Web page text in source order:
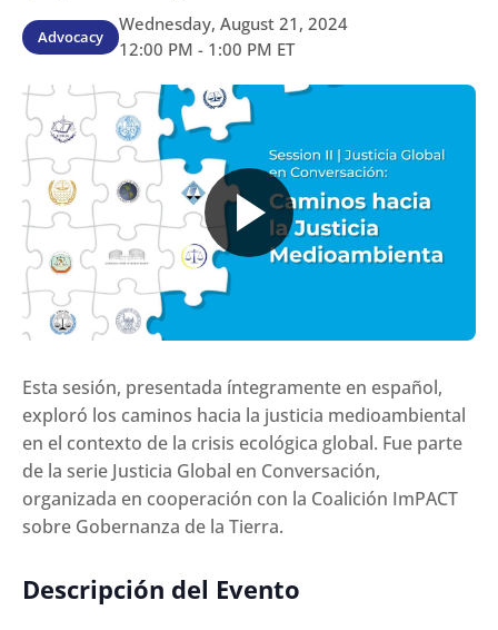
Advocacy
Wednesday, August 21, 2024
12:00 PM - 1:00 PM ET
Esta sesión, presentada íntegramente en español,
exploró los caminos hacia la justicia medioambiental
en el contexto de la crisis ecológica global. Fue parte
de la serie Justicia Global en Conversación,
organizada en cooperación con la Coalición ImPACT
sobre Gobernanza de la Tierra.
Descripción del Evento